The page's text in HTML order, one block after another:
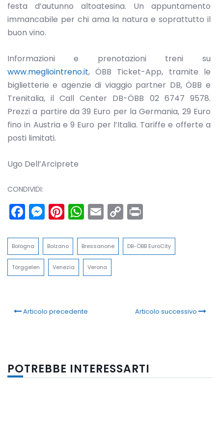
festa d’autunno altoatesina. Un appuntamento
immancabile per chi ama la natura e soprattutto il
buon vino.
Informazioni e prenotazioni treni su
www.megliointreno.it, ÖBB Ticket-App, tramite le
biglietterie e agenzie di viaggio partner DB, ÖBB e
Trenitalia, il Call Center DB-ÖBB 02 6747 9578.
Prezzi a partire da 39 Euro per la Germania, 29 Euro
fino in Austria e 9 Euro per l’Italia. Tariffe e offerte a
posti limitati.
Ugo Dell’Arciprete
CONDIVIDI:
Facebook
Messenger
Pinterest
WhatsApp
Email
Copy
Bologna Bolzano Bressanone DB-ÖBB EuroCity
Törggelen Venezia Verona
Articolo precedente Articolo successivo
POTREBBE INTERESSARTI